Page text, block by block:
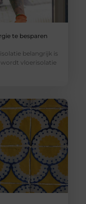
te besparen
belangrijk is
vloerisolatie